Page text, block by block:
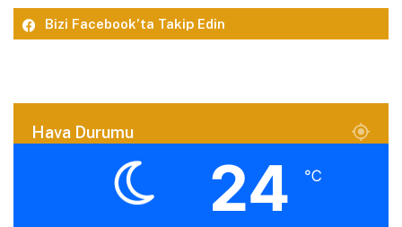
Bizi Facebook’ta Takip Edin
Hava Durumu
24 ℃